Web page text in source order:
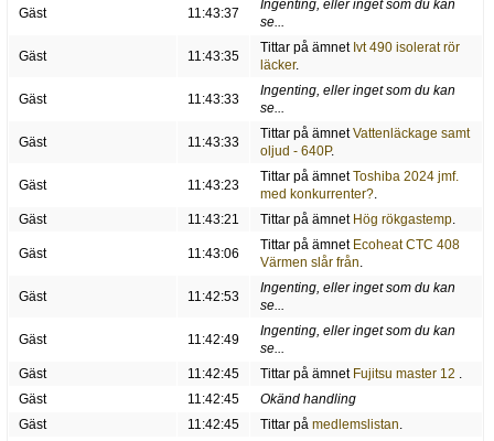
Gäst 11:43:37
Ingenting, eller inget som du kan
se...
Gäst 11:43:35
Tittar på ämnet Ivt 490 isolerat rör
läcker.
Gäst 11:43:33
Ingenting, eller inget som du kan
se...
Gäst 11:43:33
Tittar på ämnetVattenläckage samt
oljud - 640P.
Gäst 11:43:23
Tittar på ämnetToshiba 2024 jmf.
med konkurrenter?.
Gäst
11:43:21 Tittar på ämnet Hög rökgastemp.
Gäst 11:43:06
Tittar på ämnet Ecoheat CTC 408
Värmen slår från.
Gäst 11:42:53
Ingenting, eller inget som du kan
se...
Gäst 11:42:49
Ingenting, eller inget som du kan
se...
Gäst
11:42:45 Tittar på ämnet Fujitsu master 12 .
Gäst
11:42:45
Okänd handling
Gäst
11:42:45 Tittar på medlemslistan.